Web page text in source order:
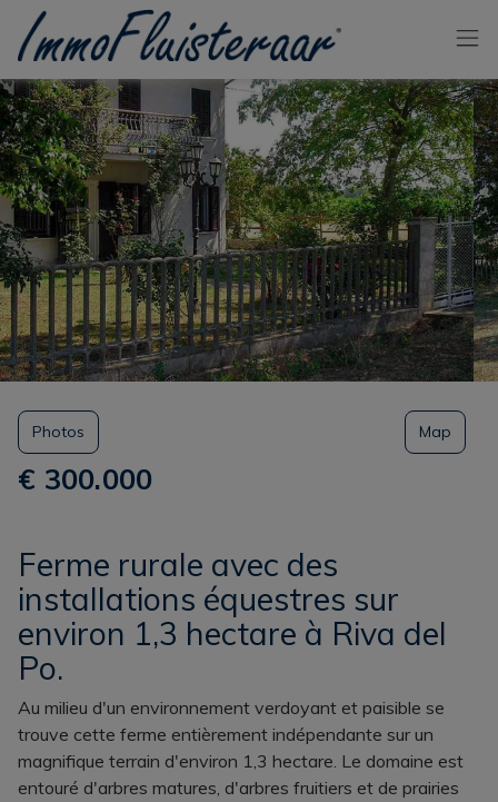
Passer le menu et aller au contenu
Ferme rurale avec des
installations équestres sur
environ 1,3 hectare à Riva del
Po.
€ 300.000
Photos Map
Au milieu d'un environnement verdoyant et paisible se
trouve cette ferme entièrement indépendante sur un
magnifique terrain d'environ 1,3 hectare. Le domaine est
entouré d'arbres matures, d'arbres fruitiers et de prairies